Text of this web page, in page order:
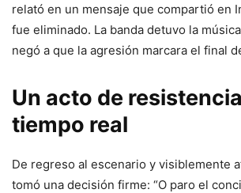
relató en un mensaje que compartió en
fue eliminado. La banda detuvo la
negó a que la agresión marcara el final
Un acto de
tiempo real
De regreso al escenario y visiblemente
tomó una decisión firme: “O paro el